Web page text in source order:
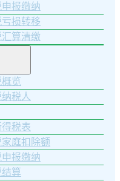
报缴纳
损转移
算清缴
览
税人
税表
庭扣除额
报缴纳
算